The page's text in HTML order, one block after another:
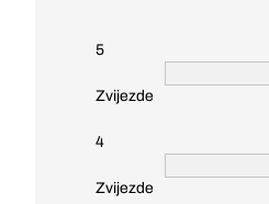
5
Zvijezde
4
Zvijezde